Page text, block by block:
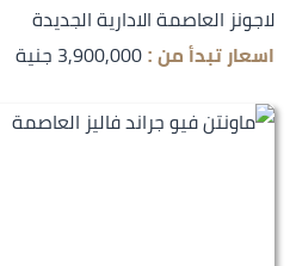
لاجونز العاصمة الادارية الجديدة
اسعار تبدأ من : 3,900,000 جنية